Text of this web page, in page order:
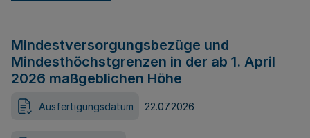
Mindestversorgungsbezüge und
Mindesthöchstgrenzen in der ab 1. April
2026 maßgeblichen Höhe
Ausfertigungsdatum 22.07.2026